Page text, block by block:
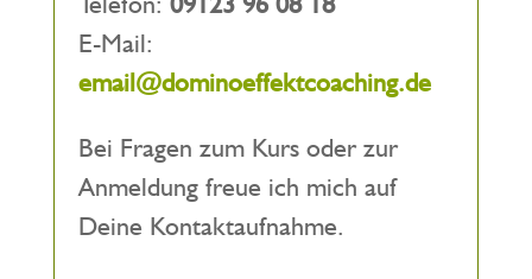
E-Mail:
email@dominoeffektcoaching.de
Bei Fragen zum Kurs oder zur
Anmeldung freue ich mich auf
Deine Kontaktaufnahme.